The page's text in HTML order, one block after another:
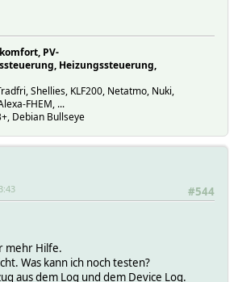
2023-11-16
2023-11-16
2023-11-16
2023-11-16
2023-11-16
2023-11-16
2023-11-16
2023-11-16
2023-11-16
2023-11-
2023-11-16
2023-11-16
2023-11-16
2023-11-16
2023-11-16
2023-11-16
2023-11-16
PV-
Heizungssteuerung,
Shellies, KLF200, Netatmo, Nuki,
FHEM, ...
Debian Bullseye
#544
mehr Hilfe.
Was kann ich noch testen?
aus dem Log und dem Device Log.